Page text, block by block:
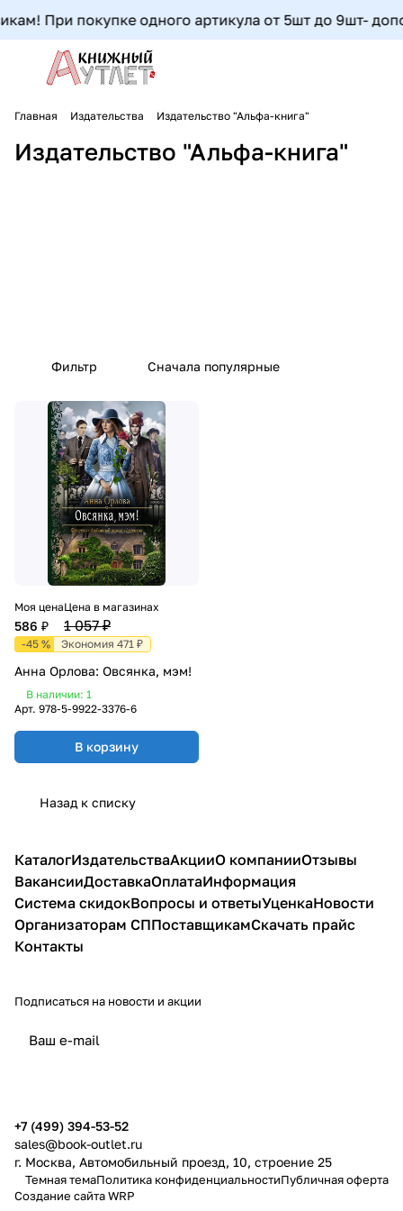
При покупке одного артикула от 5шт до 9шт-
Главная Издательства Издательство "Альфа-книга"
Издательство "Альфа-книга"
Фильтр Сначала популярные
Моя цена
586 ₽
Цена в магазинах
1 057 ₽
-45 % Экономия 471 ₽
Анна Орлова: Овсянка, мэм!
В наличии: 1
Арт. 978-5-9922-3376-6
В корзину
Назад к списку
КаталогИздательстваАкцииО компанииОтзывы
ВакансииДоставкаОплатаИнформация
Система скидокВопросы и ответыУценкаНовости
Организаторам СППоставщикамСкачать прайс
Контакты
Подписаться на новости и акции
+7 (499) 394-53-52
sales@book-outlet.ru
г. Москва, Автомобильный проезд, 10, строение 25
Темная темаПолитика конфиденциальностиПубличная оферта
Создание сайтаWRP